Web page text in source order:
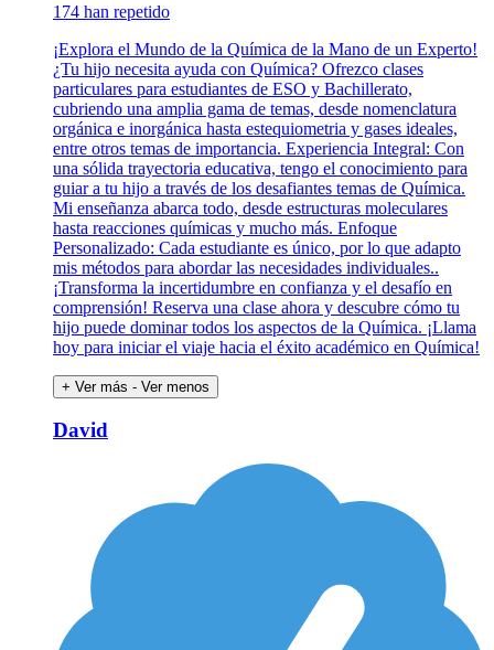
174 han repetido
¡Explora el Mundo de la Química de la Mano de un Experto!
¿Tu hijo necesita ayuda con Química? Ofrezco clases
particulares para estudiantes de ESO y Bachillerato,
cubriendo una amplia gama de temas, desde nomenclatura
orgánica e inorgánica hasta estequiometria y gases ideales,
entre otros temas de importancia. Experiencia Integral: Con
una sólida trayectoria educativa, tengo el conocimiento para
guiar a tu hijo a través de los desafiantes temas de Química.
Mi enseñanza abarca todo, desde estructuras moleculares
hasta reacciones químicas y mucho más. Enfoque
Personalizado: Cada estudiante es único, por lo que adapto
mis métodos para abordar las necesidades individuales..
¡Transforma la incertidumbre en confianza y el desafío en
comprensión! Reserva una clase ahora y descubre cómo tu
hijo puede dominar todos los aspectos de la Química. ¡Llama
hoy para iniciar el viaje hacia el éxito académico en Química!
+ Ver más - Ver menos
David